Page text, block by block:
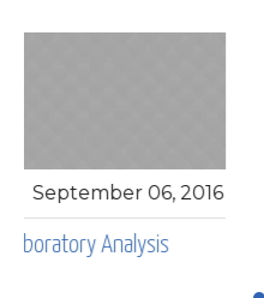
, 2016 May 04, 2015
Laryngological Clinic